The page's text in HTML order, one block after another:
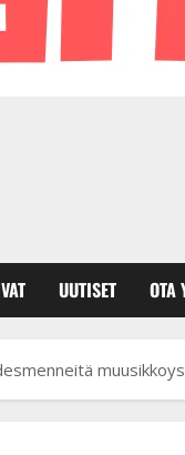
UUTISET OTA